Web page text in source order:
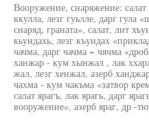
Вооружение, снаряжение:
ккулла, лезг гуьлле, дарг гула
снаряд, граната», салат, лит
кьундахь, лезг къундах
чачма, дарг чачма ~ чячма
ханжар - кум хынжал , лак
жал, лезг хенжал, азерб
чахма - кум чакъма «затвор
салат ярагъ, лак ярагь, дарг
вооружение», азерб яраг, др -